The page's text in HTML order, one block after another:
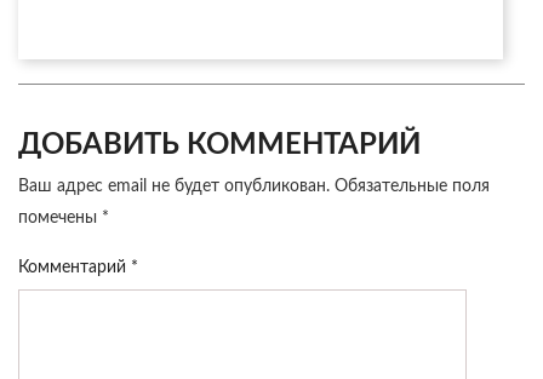
ДОБАВИТЬ КОММЕНТАРИЙ
Ваш адрес email не будет опубликован. Обязательные поля
помечены *
Комментарий *